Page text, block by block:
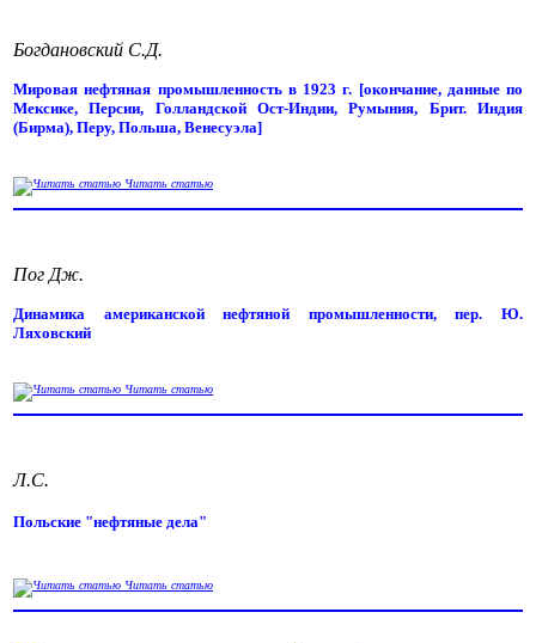
Богдановский С.Д.
Мировая нефтяная промышленность в 1923 г. [окончание, данные по
Мексике, Персии, Голландской Ост-Индии, Румыния, Брит. Индия
(Бирма), Перу, Польша, Венесуэла]
Читать статью
Пог Дж.
Динамика американской нефтяной промышленности, пер. Ю.
Ляховский
Читать статью
Л.С.
Польские "нефтяные дела"
Читать статью